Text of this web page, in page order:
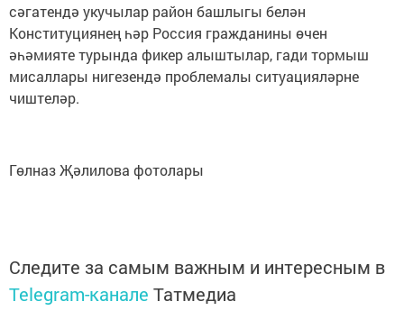
сәгатендә укучылар район башлыгы белән
Конституциянең һәр Россия гражданины өчен
әһәмияте турында фикер алыштылар, гади тормыш
мисаллары нигезендә проблемалы ситуацияләрне
чиштеләр.
Гөлназ Җәлилова фотолары
Следите за самым важным и интересным в
Telegram-канале Татмедиа